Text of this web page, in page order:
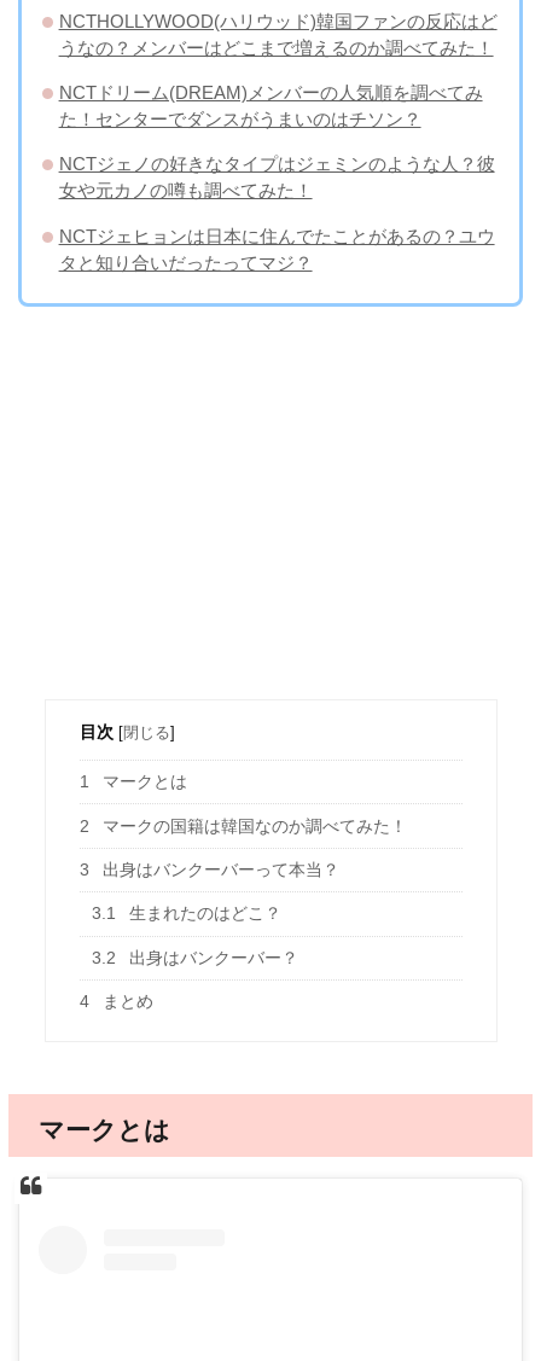
NCTHOLLYWOOD(ハリウッド)韓国ファンの反応はど
うなの？メンバーはどこまで増えるのか調べてみた！
NCTドリーム(DREAM)メンバーの人気順を調べてみ
た！センターでダンスがうまいのはチソン？
NCTジェノの好きなタイプはジェミンのような人？彼
女や元カノの噂も調べてみた！
NCTジェヒョンは日本に住んでたことがあるの？ユウ
タと知り合いだったってマジ？
目次 [閉じる]
1 マークとは
2 マークの国籍は韓国なのか調べてみた！
3 出身はバンクーバーって本当？
3.1 生まれたのはどこ？
3.2 出身はバンクーバー？
4 まとめ
マークとは